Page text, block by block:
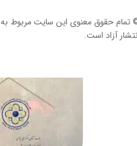
تمام حقوق معنوی این سایت مربوط به
آزاد است.